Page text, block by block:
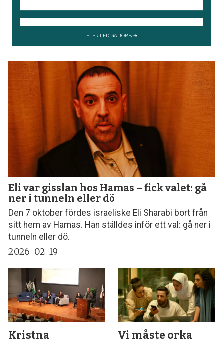
Eli var gisslan hos Hamas – fick valet: gå
ner i tunneln eller dö
Den 7 oktober fördes israeliske Eli Sharabi bort från
sitt hem av Hamas. Han ställdes inför ett val: gå ner i
tunneln eller dö.
2026-02-19
Kristna
Vi måste orka